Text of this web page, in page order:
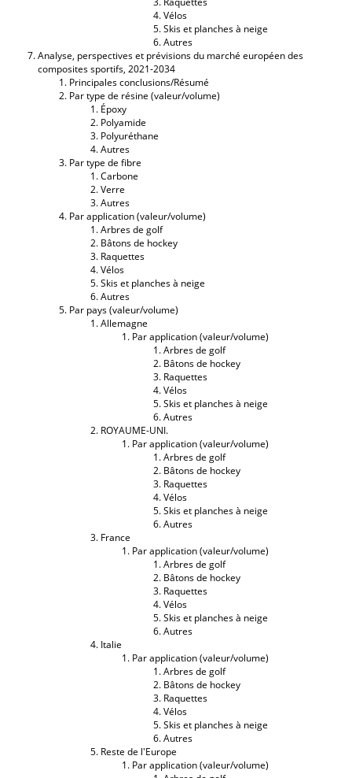
Vélos
Skis et planches à neige
Autres
Analyse, perspectives et prévisions du marché européen des
composites sportifs, 2021-2034
Principales conclusions/Résumé
Par type de résine (valeur/volume)
Époxy
Polyamide
Polyuréthane
Autres
Par type de fibre
Carbone
Verre
Autres
Par application (valeur/volume)
Arbres de golf
Bâtons de hockey
Raquettes
Vélos
Skis et planches à neige
Autres
Par pays (valeur/volume)
Allemagne
Par application (valeur/volume)
Arbres de golf
Bâtons de hockey
Raquettes
Vélos
Skis et planches à neige
Autres
ROYAUME-UNI.
Par application (valeur/volume)
Arbres de golf
Bâtons de hockey
Raquettes
Vélos
Skis et planches à neige
Autres
France
Par application (valeur/volume)
Arbres de golf
Bâtons de hockey
Raquettes
Vélos
Skis et planches à neige
Autres
Italie
Par application (valeur/volume)
Arbres de golf
Bâtons de hockey
Raquettes
Vélos
Skis et planches à neige
Autres
Reste de l'Europe
Par application (valeur/volume)